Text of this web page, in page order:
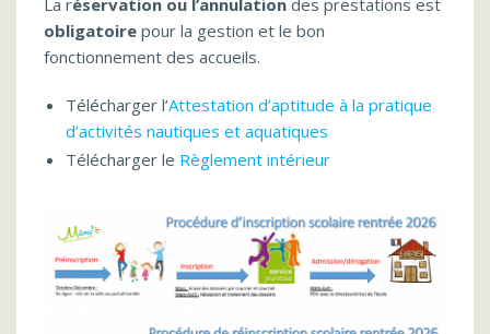
La réservation ou l’annulation des prestations est
obligatoire pour la gestion et le bon
fonctionnement des accueils.
Télécharger l’Attestation d’aptitude à la pratique
d’activités nautiques et aquatiques
Télécharger le Règlement intérieur